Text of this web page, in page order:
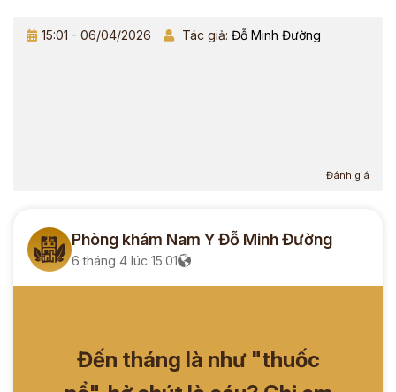
15:01 - 06/04/2026 Tác giả: Đỗ Minh Đường
Đánh giá
Phòng khám Nam Y Đỗ Minh Đường
6 tháng 4 lúc 15:01
Đến tháng là như "thuốc